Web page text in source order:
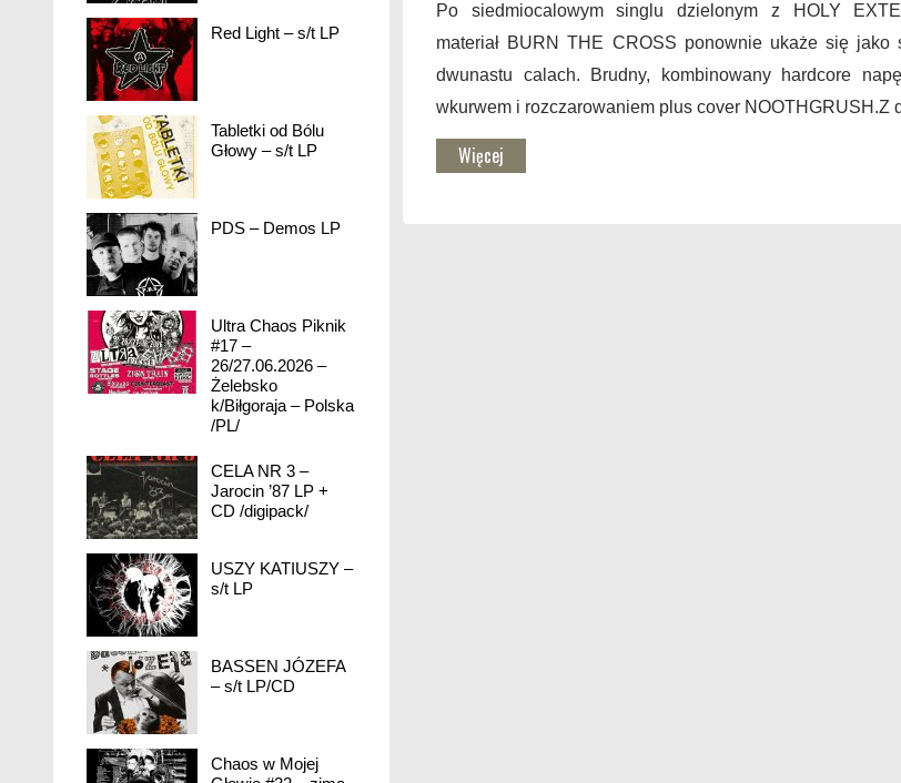
Po siedmiocalowym singlu dzielonym z HOLY
materiał BURN THE CROSS ponownie ukaże się jako
dwunastu calach. Brudny, kombinowany hardcore
wkurwem i rozczarowaniem plus cover NOOTHGRUSH.Z
Więcej
Red Light – s/t LP
Tabletki od Bólu
Głowy – s/t LP
PDS – Demos LP
Ultra Chaos Piknik
#17 –
26/27.06.2026 –
Żelebsko
k/Biłgoraja – Polska
/PL/
CELA NR 3 –
Jarocin ’87 LP +
CD /digipack/
USZY KATIUSZY –
s/t LP
BASSEN JÓZEFA
– s/t LP/CD
Chaos w Mojej